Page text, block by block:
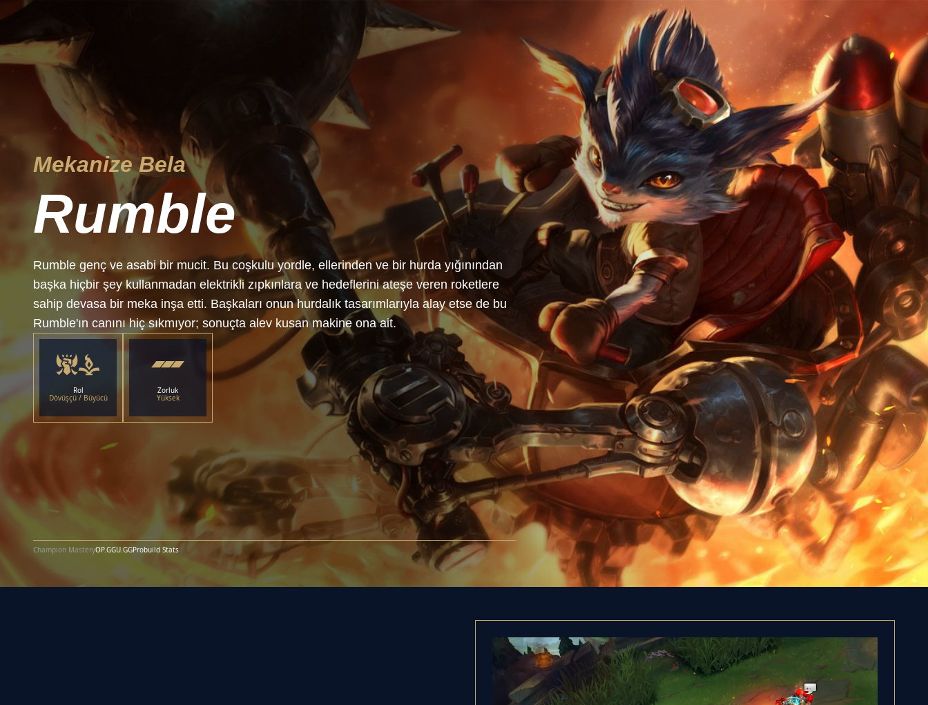
Mekanize Bela
Rumble
Rumble genç ve asabi bir mucit. Bu coşkulu yordle, ellerinden ve bir hurda yığınından
başka hiçbir şey kullanmadan elektrikli zıpkınlara ve hedeflerini ateşe veren roketlere
sahip devasa bir meka inşa etti. Başkaları onun hurdalık tasarımlarıyla alay etse de bu
Rumble'ın canını hiç sıkmıyor; sonuçta alev kusan makine ona ait.
Rol
Dövüşçü / Büyücü
Zorluk
Yüksek
Champion MasteryOP.GGU.GGProbuild Stats